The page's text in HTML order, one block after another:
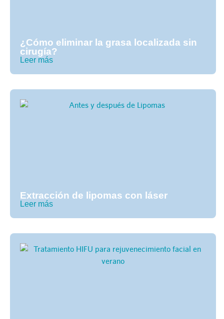
¿Cómo eliminar la grasa localizada sin
cirugía?
Leer más
Extracción de lipomas con láser
Leer más